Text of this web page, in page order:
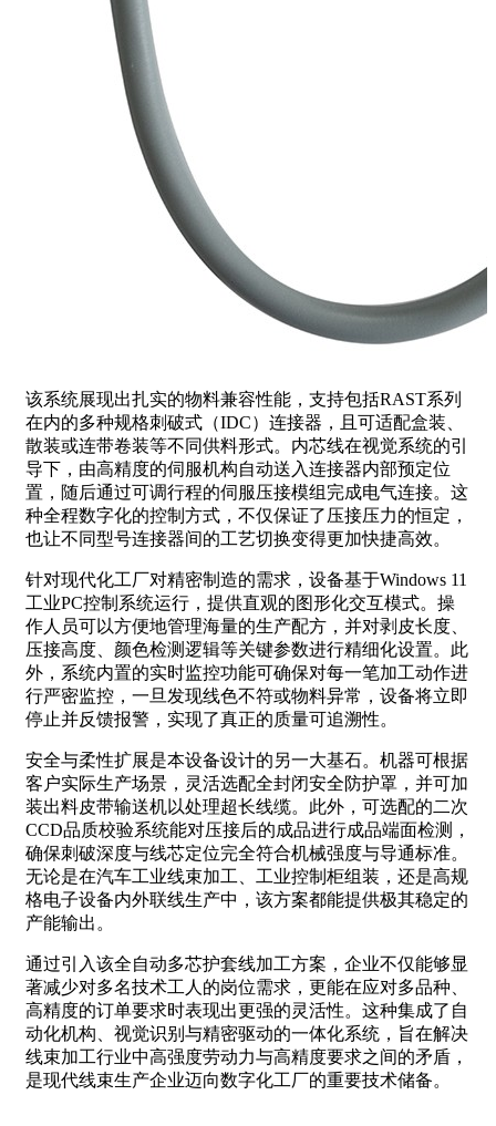
该系统展现出扎实的物料兼容性能，支持包括RAST系列
在内的多种规格刺破式（IDC）连接器，且可适配盒装、
散装或连带卷装等不同供料形式。内芯线在视觉系统的引
导下，由高精度的伺服机构自动送入连接器内部预定位
置，随后通过可调行程的伺服压接模组完成电气连接。这
种全程数字化的控制方式，不仅保证了压接压力的恒定，
也让不同型号连接器间的工艺切换变得更加快捷高效。
针对现代化工厂对精密制造的需求，设备基于Windows 11
工业PC控制系统运行，提供直观的图形化交互模式。操
作人员可以方便地管理海量的生产配方，并对剥皮长度、
压接高度、颜色检测逻辑等关键参数进行精细化设置。此
外，系统内置的实时监控功能可确保对每一笔加工动作进
行严密监控，一旦发现线色不符或物料异常，设备将立即
停止并反馈报警，实现了真正的质量可追溯性。
安全与柔性扩展是本设备设计的另一大基石。机器可根据
客户实际生产场景，灵活选配全封闭安全防护罩，并可加
装出料皮带输送机以处理超长线缆。此外，可选配的二次
CCD品质校验系统能对压接后的成品进行成品端面检测，
确保刺破深度与线芯定位完全符合机械强度与导通标准。
无论是在汽车工业线束加工、工业控制柜组装，还是高规
格电子设备内外联线生产中，该方案都能提供极其稳定的
产能输出。
通过引入该全自动多芯护套线加工方案，企业不仅能够显
著减少对多名技术工人的岗位需求，更能在应对多品种、
高精度的订单要求时表现出更强的灵活性。这种集成了自
动化机构、视觉识别与精密驱动的一体化系统，旨在解决
线束加工行业中高强度劳动力与高精度要求之间的矛盾，
是现代线束生产企业迈向数字化工厂的重要技术储备。